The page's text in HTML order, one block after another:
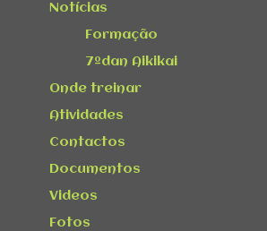
Notícias
Formação
7ºdan Aikikai
Onde treinar
Atividades
Contactos
Documentos
Videos
Fotos